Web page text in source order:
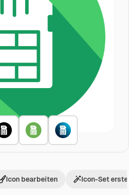
Icon bearbeiten Icon-Set